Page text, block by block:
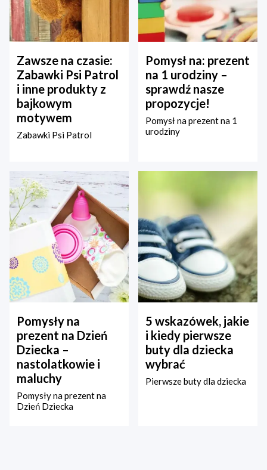
Zawsze na czasie:
Zabawki Psi Patrol
i inne produkty z
bajkowym
motywem
Zabawki Psi Patrol
Pomysł na: prezent
na 1 urodziny –
sprawdź nasze
propozycje!
Pomysł na prezent na 1
urodziny
Pomysły na
prezent na Dzień
Dziecka –
nastolatkowie i
maluchy
Pomysły na prezent na
Dzień Dziecka
5 wskazówek, jakie
i kiedy pierwsze
buty dla dziecka
wybrać
Pierwsze buty dla dziecka